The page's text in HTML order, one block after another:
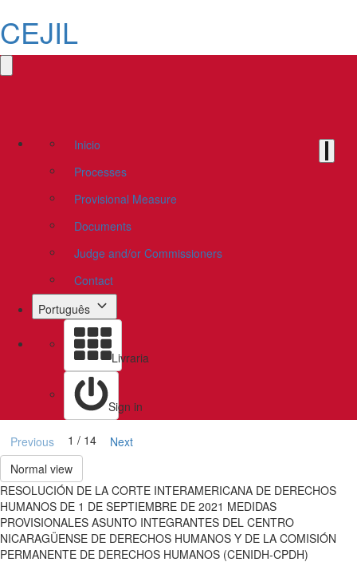
CEJIL
Inicio
Processes
Provisional Measure
Documents
Judge and/or Commissioners
Contact
Português
Livraria
Sign in
Previous 1 / 14
Next
Normal view
RESOLUCIÓN DE LA CORTE INTERAMERICANA DE DERECHOS
HUMANOS DE 1 DE SEPTIEMBRE DE 2021 MEDIDAS
PROVISIONALES ASUNTO INTEGRANTES DEL CENTRO
NICARAGÜENSE DE DERECHOS HUMANOS Y DE LA COMISIÓN
PERMANENTE DE DERECHOS HUMANOS (CENIDH-CPDH)